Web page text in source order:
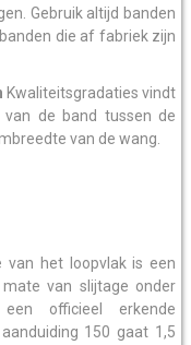
Gebruik altijd banden
die af fabriek zijn
Kwaliteitsgradaties vindt
de band tussen de
van de wang.
van het loopvlak is een
van slijtage onder
een officieel erkende
150 gaat 1,5